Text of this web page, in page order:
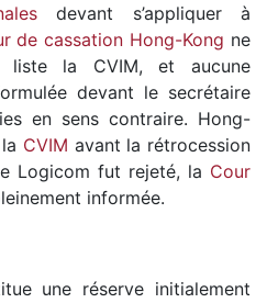
devant s’appliquer à
de cassation Hong-Kong ne
la CVIM, et aucune
devant le secrétaire
en sens contraire. Hong-
CVIM avant la rétrocession
Logicom fut rejeté, la Cour
informée.
une réserve initialement